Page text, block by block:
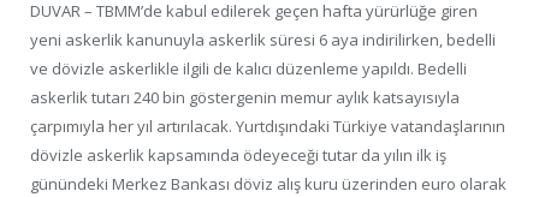
DUVAR – TBMM’de kabul edilerek geçen hafta yürürlüğe giren
yeni askerlik kanunuyla askerlik süresi 6 aya indirilirken, bedelli
ve dövizle askerlikle ilgili de kalıcı düzenleme yapıldı. Bedelli
askerlik tutarı 240 bin göstergenin memur aylık katsayısıyla
çarpımıyla her yıl artırılacak. Yurtdışındaki Türkiye vatandaşlarının
dövizle askerlik kapsamında ödeyeceği tutar da yılın ilk iş
günündeki Merkez Bankası döviz alış kuru üzerinden euro olarak